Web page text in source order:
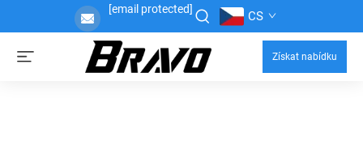
[email protected] CS
Získat nabídku